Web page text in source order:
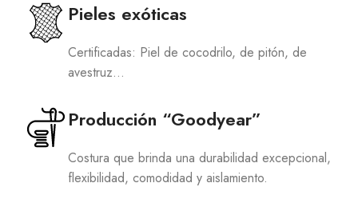
Pieles exóticas
Certificadas: Piel de cocodrilo, de pitón, de
avestruz…
Producción “Goodyear”
Costura que brinda una durabilidad excepcional,
flexibilidad, comodidad y aislamiento.